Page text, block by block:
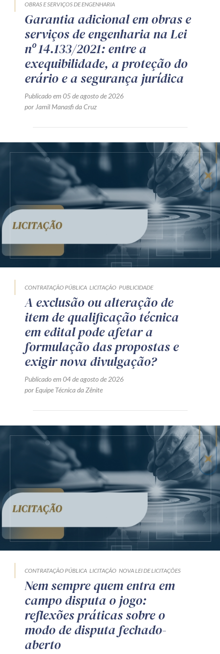
OBRAS E SERVIÇOS DE ENGENHARIA
Garantia adicional em obras e
serviços de engenharia na Lei
nº 14.133/2021: entre a
exequibilidade, a proteção do
erário e a segurança jurídica
Publicado em 05 de agosto de 2026
por Jamil Manasfi da Cruz
CONTRATAÇÃO PÚBLICA LICITAÇÃO PUBLICIDADE
A exclusão ou alteração de
item de qualificação técnica
em edital pode afetar a
formulação das propostas e
exigir nova divulgação?
Publicado em 04 de agosto de 2026
por Equipe Técnica da Zênite
CONTRATAÇÃO PÚBLICA LICITAÇÃO NOVA LEI DE LICITAÇÕES
Nem sempre quem entra em
campo disputa o jogo:
reflexões práticas sobre o
modo de disputa fechado-
aberto